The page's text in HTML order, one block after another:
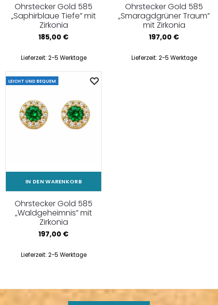
Ohrstecker Gold 585
„Saphirblaue Tiefe” mit
Zirkonia
185,00 €
Lieferzeit: 2-5 Werktage
Ohrstecker Gold 585
„Smaragdgrüner Traum”
mit Zirkonia
197,00 €
Lieferzeit: 2-5 Werktage
LEICHT UND BEQUEM
IN DEN WARENKORB
Ohrstecker Gold 585
„Waldgeheimnis” mit
Zirkonia
197,00 €
Lieferzeit: 2-5 Werktage